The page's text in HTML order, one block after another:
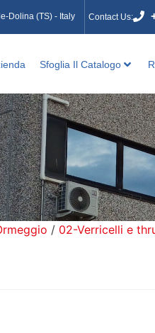
Dolina (TS) - Italy Contact Us:
Sfoglia Il Catalogo
/ 02-Verricelli e